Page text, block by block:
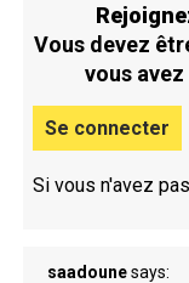
Vous devez
vous
Se connecter
Si vous n'avez
saadoune says: